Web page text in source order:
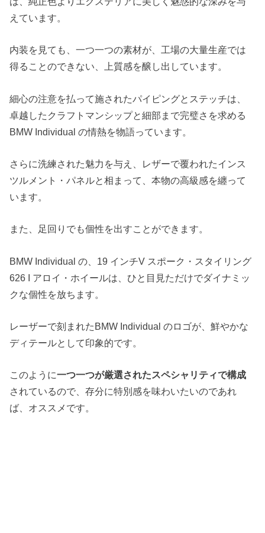
えています。
内装を見ても、一つ一つの素材が、工場の大量生産では
得ることのできない、上質感を醸し出しています。
細心の注意を払って施されたパイピングとステッチは、
卓越したクラフトマンシップと細部まで完璧さを求める
BMW Individual の情熱を物語っています。
さらに洗練された魅力を与え、レザーで覆われたインス
ツルメント・パネルと相まって、本物の高級感を纏って
います。
また、足回りでも個性を出すことができます。
BMW Individual の、19 インチV スポーク・スタイリング
626 I アロイ・ホイールは、ひと目見ただけでダイナミッ
クな個性を放ちます。
レーザーで刻まれたBMW Individual のロゴが、鮮やかな
ディテールとして印象的です。
このように一つ一つが厳選されたスペシャリティで構成
されているので、存分に特別感を味わいたいのであれ
ば、オススメです。